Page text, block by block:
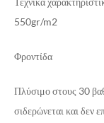
550gr/m2
Φροντίδα
Πλύσιμο στους 30
σιδερώνεται και δεν